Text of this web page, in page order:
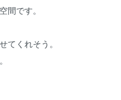
間です。
てくれそう。